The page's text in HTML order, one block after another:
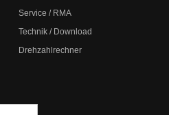
Service / RMA
Technik / Download
Drehzahlrechner